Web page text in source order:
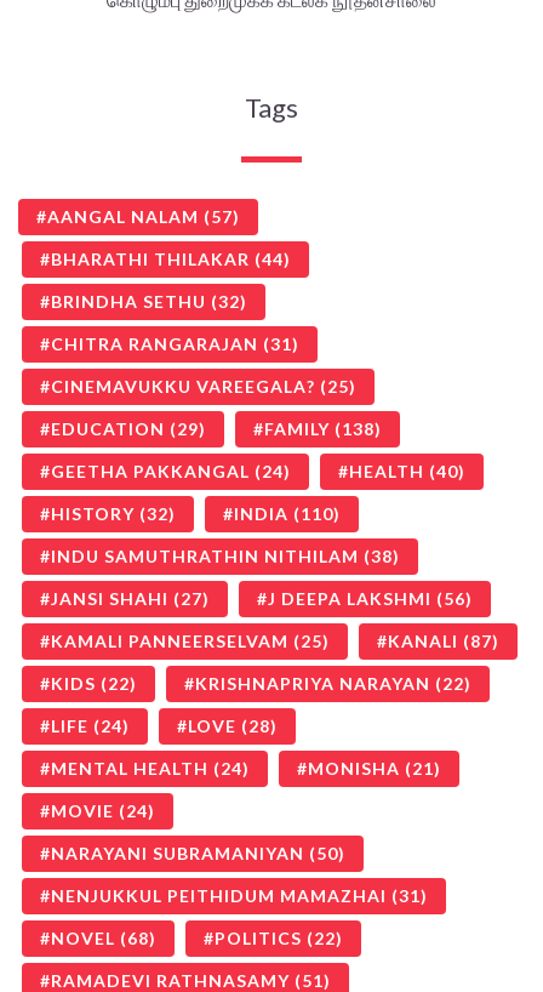
Tags
AANGAL NALAM (57)
BHARATHI THILAKAR (44)
BRINDHA SETHU (32)
CHITRA RANGARAJAN (31)
CINEMAVUKKU VAREEGALA? (25)
EDUCATION (29) FAMILY (138)
GEETHA PAKKANGAL (24) HEALTH (40)
HISTORY (32) INDIA (110)
INDU SAMUTHRATHIN NITHILAM (38)
JANSI SHAHI (27) J DEEPA LAKSHMI (56)
KAMALI PANNEERSELVAM (25) KANALI (87)
KIDS (22) KRISHNAPRIYA NARAYAN (22)
LIFE (24) LOVE (28)
MENTAL HEALTH (24) MONISHA (21)
MOVIE (24)
NARAYANI SUBRAMANIYAN (50)
NENJUKKUL PEITHIDUM MAMAZHAI (31)
NOVEL (68) POLITICS (22)
RAMADEVI RATHNASAMY (51)